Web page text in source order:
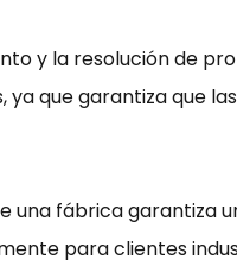
y la resolución de
que garantiza que
una fábrica garantiza
para clientes